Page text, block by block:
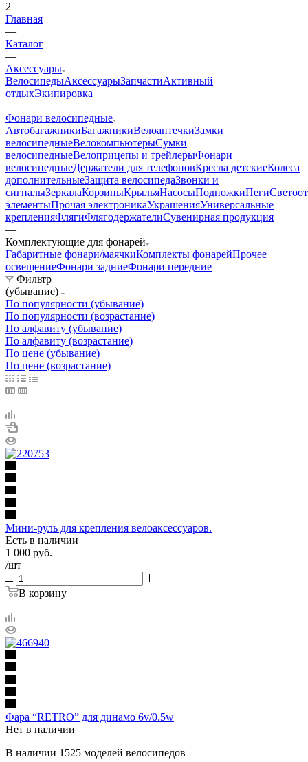
2
Главная
—
Каталог
—
Аксессуары
ВелосипедыАксессуарыЗапчастиАктивный
отдыхЭкипировка
—
Фонари велосипедные
АвтобагажникиБагажникиВелоаптечкиЗамки
велосипедныеВелокомпьютерыСумки
велосипедныеВелоприцепы и трейлерыФонари
велосипедныеДержатели для телефоновКресла детскиеКолеса
дополнительныеЗащита велосипедаЗвонки и
сигналыЗеркалаКорзиныКрыльяНасосыПодножкиПеги
элементыПрочая электроникаУкрашенияУниверсальные
крепленияФлягиФлягодержателиСувенирная продукция
—
Комплектующие для фонарей
Габаритные фонари/маячкиКомплекты фонарейПрочее
освещениеФонари задниеФонари передние
Фильтр
(убывание)
По популярности (убывание)
По популярности (возрастание)
По алфавиту (убывание)
По алфавиту (возрастание)
По цене (убывание)
По цене (возрастание)
Мини-руль для крепления велоаксессуаров.
Есть в наличии
1 000 руб.
/шт
В корзину
Фара “RETRO” для динамо 6v/0.5w
Нет в наличии
В наличии 1525 моделей велосипедов